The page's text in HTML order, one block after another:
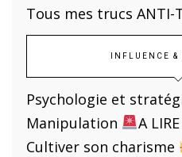
Tous mes trucs ANTI-
INFLUENCE &
Psychologie et
Manipulation
A
Cultiver son charisme